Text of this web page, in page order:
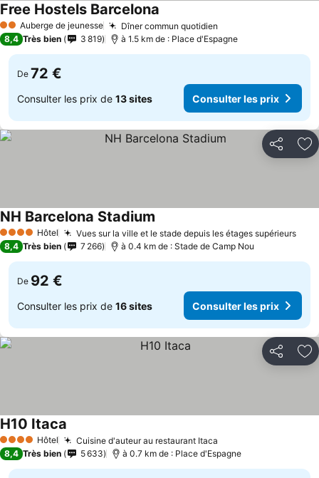
2 ÉtoilesAuberge de jeunesse Dîner commun quotidien
Free Hostels Barcelona
8,4 Très bien 3 819 à 1.5 km de : Place d'Espagne
De 72 €
Consulter les prix de 13 sites Consulter les prix
Partager
4 Étoiles Hôtel Vues sur la ville et le stade depuis les étages supérieurs
NH Barcelona Stadium
8,4 Très bien 7 266 à 0.4 km de : Stade de Camp Nou
De 92 €
Consulter les prix de 16 sites Consulter les prix
Partager
4 Étoiles Hôtel Cuisine d'auteur au restaurant Itaca
H10 Itaca
8,4 Très bien 5 633 à 0.7 km de : Place d'Espagne